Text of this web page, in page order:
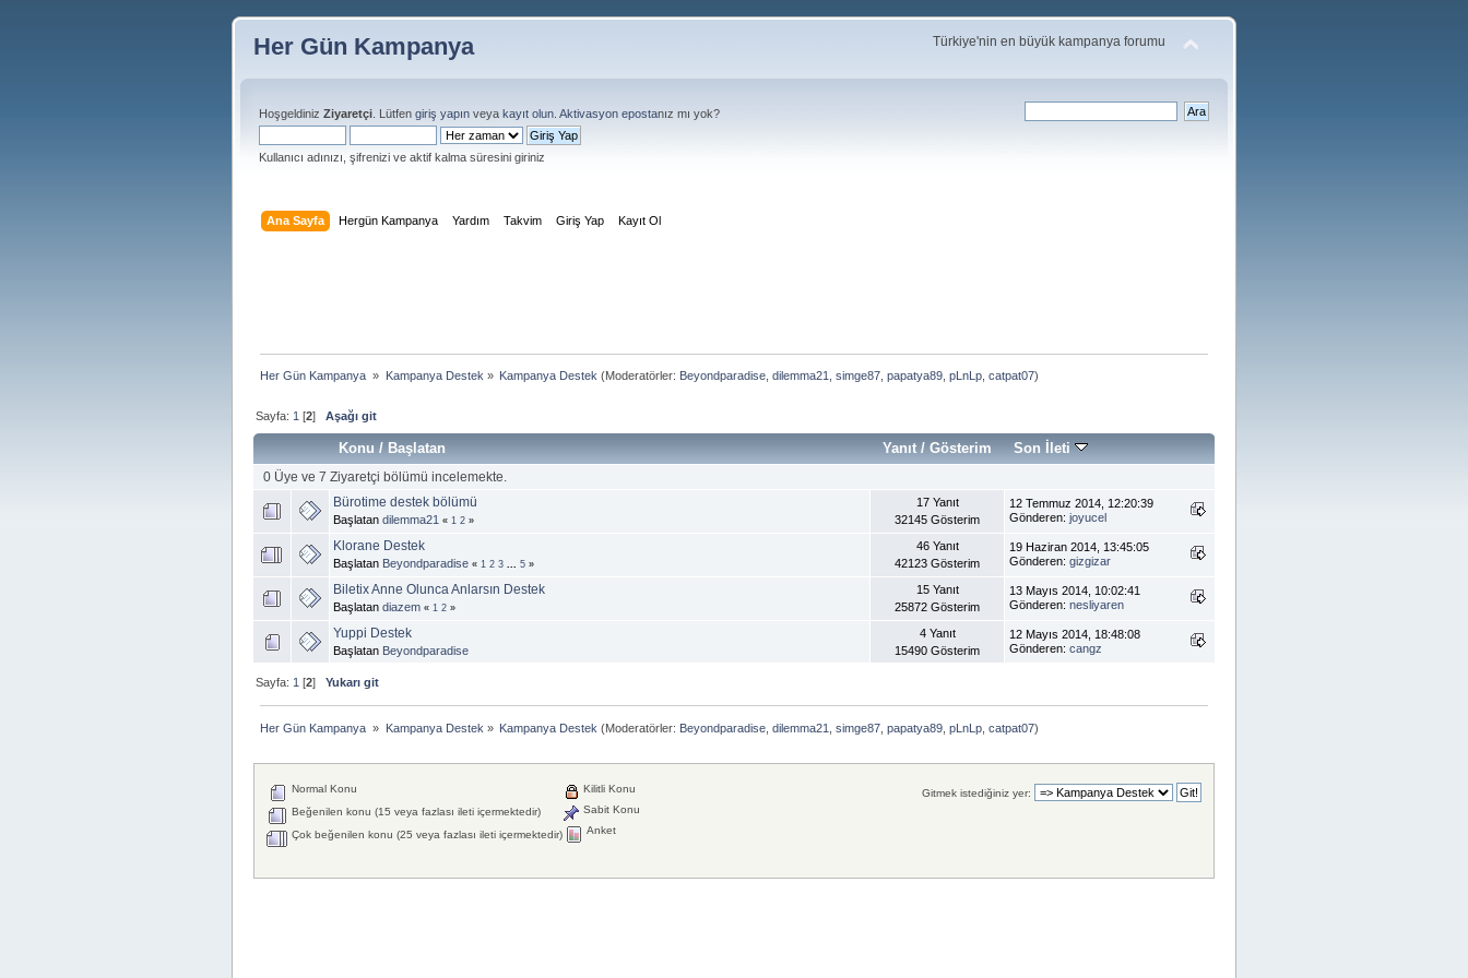
Her Gün Kampanya Türkiye'nin en büyük kampanya forumu
Hoşgeldiniz Ziyaretçi . Lütfen giriş yapın veya kayıt olun Aktivasyon epostanız mı yok?
Kullanıcı adınızı, şifrenizi ve aktif kalma süresini giriniz
Ana Sayfa Hergün Kampanya Yardım Takvim Giriş Yap Kayıt Ol
Her Gün Kampanya » Kampanya Destek » Kampanya Destek (Moderatörler: Beyondparadise, dilemma21 simge87, papatya89, pLnLp, catpat07)
Sayfa: 1 [2]Aşağı git
Konu /Başlatan Yanıt/ Gösterim Son İleti
0 Üye ve 7 Ziyaretçi bölümü incelemekte.
Bürotime destek bölümü
Başlatan dilemma21 « 1 2 »
17 Yanıt
32145 Gösterim
12 Temmuz 2014, 12:20:39
Gönderen: joyucel
Klorane Destek
Başlatan Beyondparadise « 1 2 3 5 »
46 Yanıt
42123 Gösterim
19 Haziran 2014, 13:45:05
Gönderen: gizgizar
Biletix Anne Olunca Anlarsın Destek
Başlatan diazem « 1 2 »
15 Yanıt
25872 Gösterim
13 Mayıs 2014, 10:02:41
Gönderen: nesliyaren
Yuppi Destek
Başlatan Beyondparadise
4 Yanıt
15490 Gösterim
12 Mayıs 2014, 18:48:08
Gönderen: cangz
Sayfa: 1 [2]Yukarı git
Her Gün Kampanya » Kampanya Destek » Kampanya Destek (Moderatörler: Beyondparadise, dilemma21 simge87, papatya89, pLnLp, catpat07)
Gitmek istediğiniz yer:
Normal Konu
Beğenilen konu (15 veya fazlası ileti içermektedir)
Çok beğenilen konu (25 veya fazlası ileti içermektedir)
Kilitli Konu
Sabit Konu
Anket